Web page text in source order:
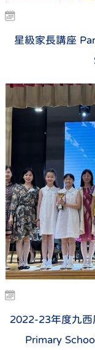
星級家長講座
2022-23年度九
Primary